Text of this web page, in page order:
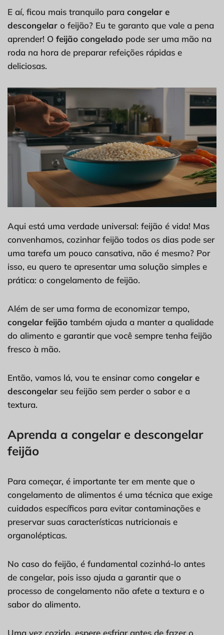
E aí, ficou mais tranquilo para congelar e
descongelar o feijão? Eu te garanto que vale a pena
aprender! O feijão congelado pode ser uma mão na
roda na hora de preparar refeições rápidas e
deliciosas.
Aqui está uma verdade universal: feijão é vida! Mas
convenhamos, cozinhar feijão todos os dias pode ser
uma tarefa um pouco cansativa, não é mesmo? Por
isso, eu quero te apresentar uma solução simples e
prática: o congelamento de feijão.
Além de ser uma forma de economizar tempo,
congelar feijão também ajuda a manter a qualidade
do alimento e garantir que você sempre tenha feijão
fresco à mão.
Então, vamos lá, vou te ensinar como congelar e
descongelar seu feijão sem perder o sabor e a
textura.
Aprenda a congelar e descongelar
feijão
Para começar, é importante ter em mente que o
congelamento de alimentos é uma técnica que exige
cuidados específicos para evitar contaminações e
preservar suas características nutricionais e
organolépticas.
No caso do feijão, é fundamental cozinhá-lo antes
de congelar, pois isso ajuda a garantir que o
processo de congelamento não afete a textura e o
sabor do alimento.